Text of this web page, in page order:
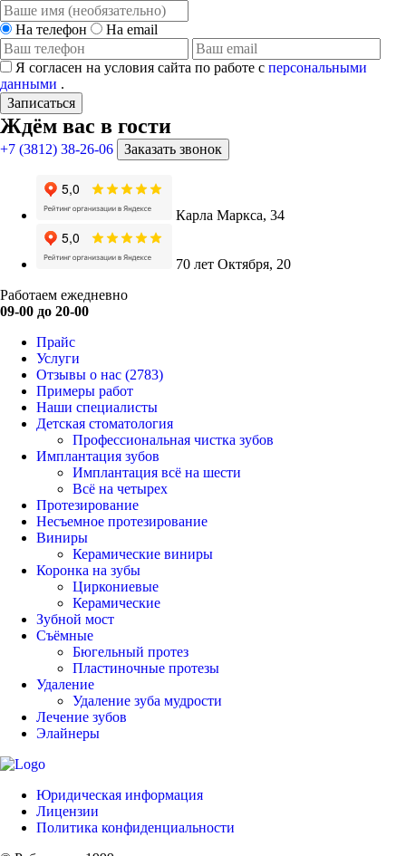
На телефон На email
Я согласен на условия сайта по работе с персональными
данными .
Записаться
Ждём вас в гости
+7 (3812) 38-26-06 Заказать звонок
Карла Маркса, 34
70 лет Октября, 20
Работаем ежедневно
09-00 до 20-00
Прайс
Услуги
Отзывы о нас (2783)
Примеры работ
Наши специалисты
Детская стоматология
Профессиональная чистка зубов
Имплантация зубов
Имплантация всё на шести
Всё на четырех
Протезирование
Несъемное протезирование
Виниры
Керамические виниры
Коронка на зубы
Циркониевые
Керамические
Зубной мост
Съёмные
Бюгельный протез
Пластиночные протезы
Удаление
Удаление зуба мудрости
Лечение зубов
Элайнеры
Юридическая информация
Лицензии
Политика конфиденциальности